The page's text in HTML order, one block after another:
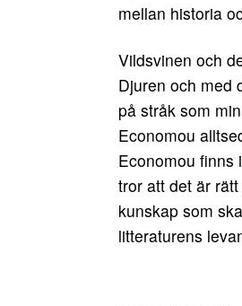
mellan historia
Vildsvinen och
Djuren och med
på stråk som
Economou
Economou finns
tror att det är
kunskap som
litteraturens